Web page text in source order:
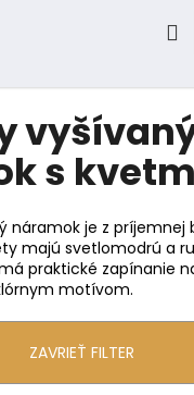
s
náramok je z príjemnej
majú svetlomodrú a
praktické zapínanie
motívom.
ZAVRIEŤ FILTER